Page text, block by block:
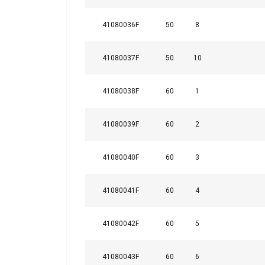
41080036F 50 8
41080037F 50 10
41080038F 60 1
41080039F 60 2
41080040F 60 3
41080041F 60 4
41080042F 60 5
41080043F 60 6
Ta strona
również